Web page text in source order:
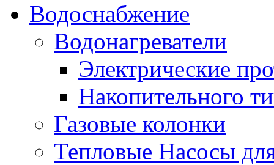
Водоснабжение
Водонагреватели
Электрические
Накопительного
Газовые колонки
Тепловые Насосы